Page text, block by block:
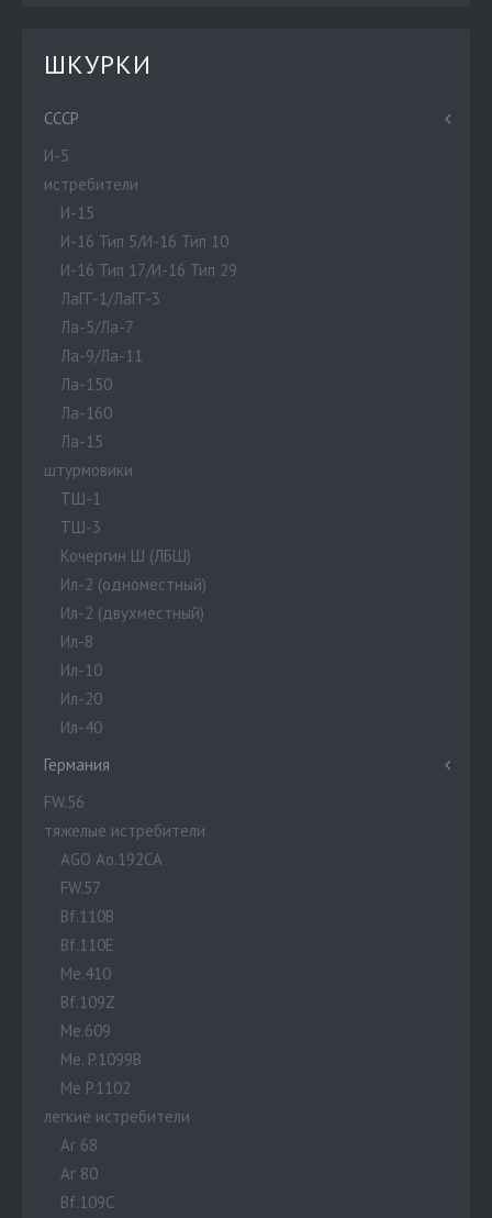
ШКУРКИ
СССР
И-5
истребители
И-15
И-16 Тип 5/И-16 Тип 10
И-16 Тип 17/И-16 Тип 29
ЛаГГ-1/ЛаГГ-3
Ла-5/Ла-7
Ла-9/Ла-11
Ла-150
Ла-160
Ла-15
штурмовики
ТШ-1
ТШ-3
Кочергин Ш (ЛБШ)
Ил-2 (одноместный)
Ил-2 (двухместный)
Ил-8
Ил-10
Ил-20
Ил-40
Германия
FW.56
тяжелые истребители
AGO Ao.192CA
FW.57
Bf.110B
Bf.110E
Me.410
Bf.109Z
Me.609
Me. P.1099B
Me P.1102
легкие истребители
Ar 68
Ar 80
Bf.109C